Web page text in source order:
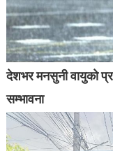
देशभर मनसुनी वायुको
सम्भावना